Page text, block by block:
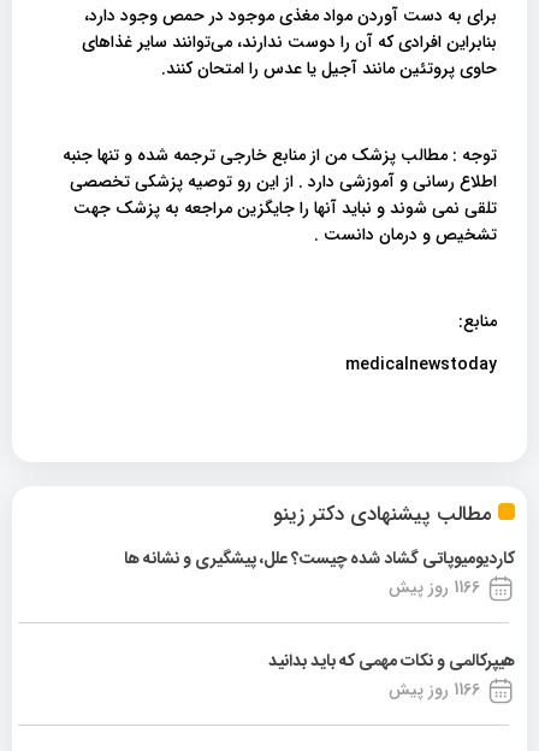
مطالب پیشنهادی دکتر زینو
کاردیومیوپاتی گشاد شده چیست؟ علل، پیشگیری و نشانه ها
1166 روز پیش
هیپرکالمی و نکات مهمی که باید بدانید
1166 روز پیش
برای به دست آوردن مواد مغذی موجود در حمص وجود دارد،
بنابراین افرادی که آن را دوست ندارند، می‌توانند سایر غذاهای
حاوی پروتئین مانند آجیل یا عدس را امتحان کنند.
توجه : مطالب پزشک من از منابع خارجی ترجمه شده و تنها جنبه
اطلاع رسانی و آموزشی دارد . از این رو توصیه پزشکی تخصصی
تلقی نمی شوند و نباید آنها را جایگزین مراجعه به پزشک جهت
تشخیص و درمان دانست .
منابع:
medicalnewstoday